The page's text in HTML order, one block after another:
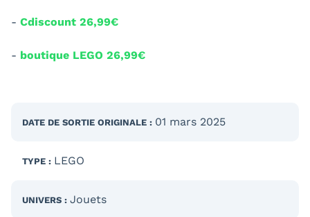
- Cdiscount 26,99€
- boutique LEGO 26,99€
DATE DE SORTIE ORIGINALE : 01 mars 2025
TYPE : LEGO
UNIVERS : Jouets